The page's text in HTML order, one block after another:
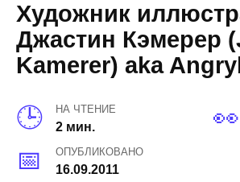
Художник
Джастин Кэмерер
Kamerer) aka
НА ЧТЕНИЕ
2 мин.
ОПУБЛИКОВАНО
16.09.2011